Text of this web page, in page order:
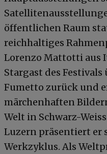
öffentlichen Raum
reichhaltiges
Lorenzo Mattotti aus
Stargast des
Fumetto zurück und
märchenhaften
Welt in Schwarz-
Luzern präsentiert er
Werkzyklus. Als